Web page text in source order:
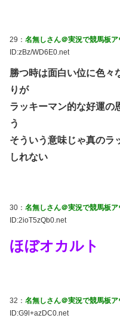
29： 名無しさん＠実況で競馬板ア
ID:zBz/WD6E0.net
勝つ時は面白い位に色々
りが
ラッキーマン的な好運の
う
そういう意味じゃ真のラ
しれない
30： 名無しさん＠実況で競馬板ア
ID:2ioT5zQb0.net
ほぼオカルト
32： 名無しさん＠実況で競馬板ア
ID:G9l+azDC0.net